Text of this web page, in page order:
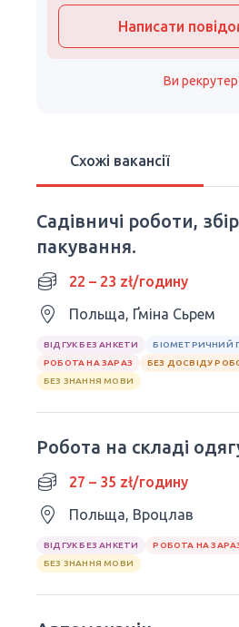
Написати
Ви
Схожі вакансії
Садівничі роботи,
пакування.
22 – 23 zł/годину
Польща, Ґміна Сьрем
ВІДГУК БЕЗ АНКЕТИ
БІОМЕТРИЧНИЙ
РОБОТА НА ЗАРАЗ
БЕЗ ДОСВІДУ
БЕЗ ЗНАННЯ МОВИ
Робота на складі
27 – 35 zł/годину
Польща, Вроцлав
ВІДГУК БЕЗ АНКЕТИ РОБОТА НА
БЕЗ ЗНАННЯ МОВИ